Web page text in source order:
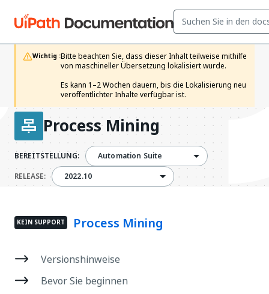
Wichtig :Bitte beachten Sie, dass dieser Inhalt teilweise mithilfe
von maschineller Übersetzung lokalisiert wurde.
Es kann 1–2 Wochen dauern, bis die Lokalisierung neu
veröffentlichter Inhalte verfügbar ist.
Process Mining
BEREITSTELLUNG:
Automation Suite
RELEASE:2022.102022.10
KEIN SUPPORT Process Mining
Versionshinweise
Bevor Sie beginnen